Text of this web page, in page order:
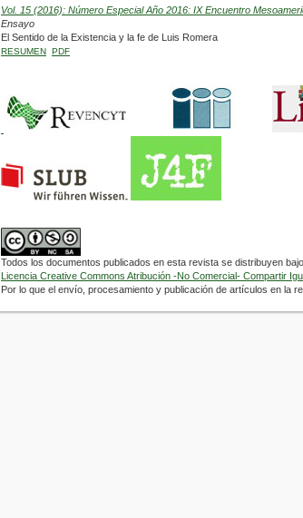
Vol. 15 (2016): Número Especial Año 2016: IX Encuentro
Ensayo
El Sentido de la Existencia y la fe de Luis Romera
RESUMEN PDF
Todos los documentos publicados en esta revista se distribuyen
Licencia Creative Commons Atribución -No Comercial- Compartir
Por lo que el envío, procesamiento y publicación de artículos en la